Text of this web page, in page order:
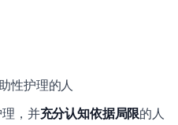
性护理的人
理，并充分认知依据局限的人